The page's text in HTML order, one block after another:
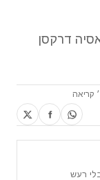
בהרכב, 90 דק' לאסיה דרקסן
רעש